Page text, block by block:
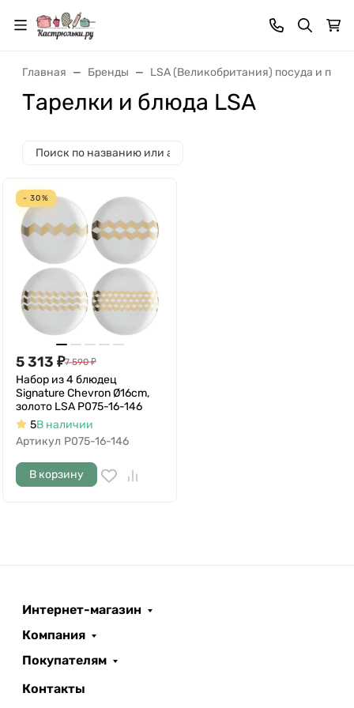
Главная Бренды LSA (Великобритания) посуда и
Тарелки и блюда LSA
- 30%
5 313 ₽7 590 ₽
Набор из 4 блюдец
Signature Chevron Ø16cm,
золото LSA P075-16-146
5В наличии
Артикул P075-16-146
В корзину
Интернет-магазин
Компания
Покупателям
Контакты